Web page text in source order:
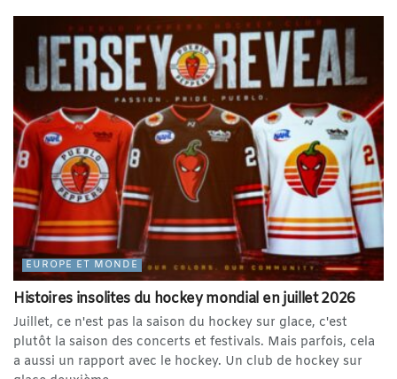
EUROPE ET MONDE
Histoires insolites du hockey mondial en juillet 2026
Juillet, ce n'est pas la saison du hockey sur glace, c'est
plutôt la saison des concerts et festivals. Mais parfois, cela
a aussi un rapport avec le hockey. Un club de hockey sur